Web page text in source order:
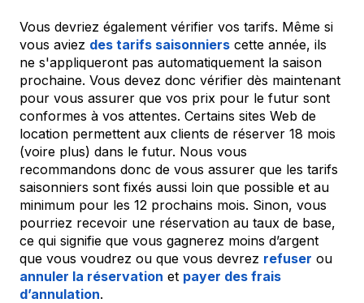
Vous devriez également vérifier vos tarifs. Même si
vous aviez des tarifs saisonniers cette année, ils
ne s'appliqueront pas automatiquement la saison
prochaine. Vous devez donc vérifier dès maintenant
pour vous assurer que vos prix pour le futur sont
conformes à vos attentes. Certains sites Web de
location permettent aux clients de réserver 18 mois
(voire plus) dans le futur. Nous vous
recommandons donc de vous assurer que les tarifs
saisonniers sont fixés aussi loin que possible et au
minimum pour les 12 prochains mois. Sinon, vous
pourriez recevoir une réservation au taux de base,
ce qui signifie que vous gagnerez moins d’argent
que vous voudrez ou que vous devrez refuser ou
annuler la réservation et payer des frais
d’annulation.